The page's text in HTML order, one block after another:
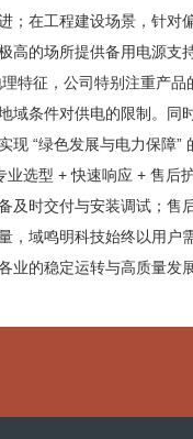
；在工程建设场景，针
高的场所提供备用电源支
理特征，公司特别注重
域条件对供电的限制。
“绿色发展与电力保障”
业选型 + 快速响应 + 售
及时交付与安装调试；售
，域鸣明科技始终以用
业的稳定运转与高质量发